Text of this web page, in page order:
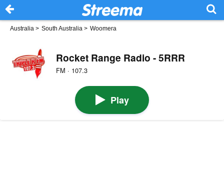
Australia > South Australia > Woomera
Rocket Range Radio - 5RRR
FM · 107.3
Play